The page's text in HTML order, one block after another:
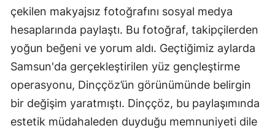
çekilen makyajsız fotoğrafını sosyal medya
hesaplarında paylaştı. Bu fotoğraf, takipçilerden
yoğun beğeni ve yorum aldı. Geçtiğimiz aylarda
Samsun'da gerçekleştirilen yüz gençleştirme
operasyonu, Dinççöz’ün görünümünde belirgin
bir değişim yaratmıştı. Dinççöz, bu paylaşımında
estetik müdahaleden duyduğu memnuniyeti dile